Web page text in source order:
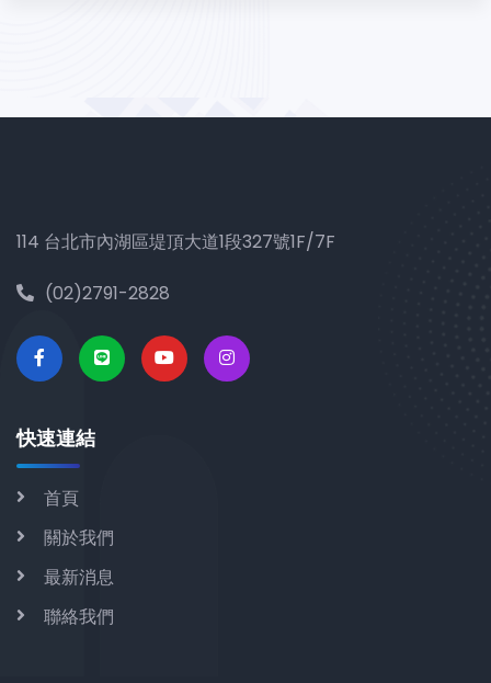
114 台北市內湖區堤頂大道1段327號1F/7F
(02)2791-2828
快速連結
首頁
關於我們
最新消息
聯絡我們